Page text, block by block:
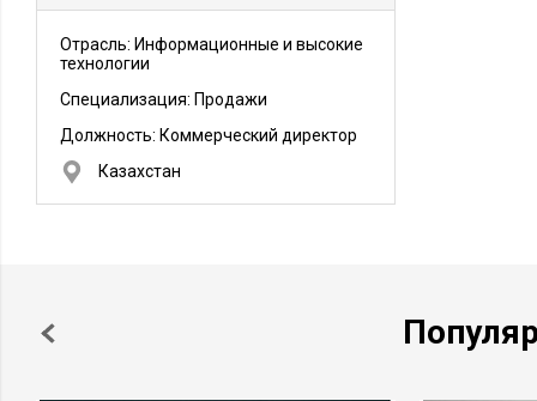
Отрасль: Информационные и высокие
технологии
Специализация: Продажи
Должность: Коммерческий директор
Казахстан